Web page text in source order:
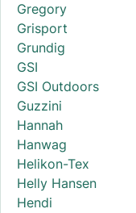
Gregory
Grisport
Grundig
GSI
GSI Outdoors
Guzzini
Hannah
Hanwag
Helikon-Tex
Helly Hansen
Hendi